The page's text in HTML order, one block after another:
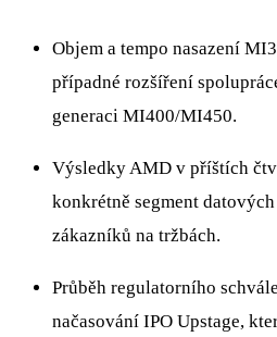
Objem a tempo nasazení
případné rozšíření
generaci MI400/MI450.
Výsledky AMD v příštích
konkrétně segment
zákazníků na tržbách.
Průběh regulatorního
načasování IPO Upstage,